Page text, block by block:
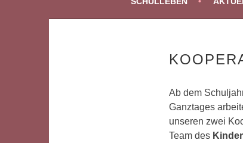
Ab dem
Ganztages
unseren zwei
Team des